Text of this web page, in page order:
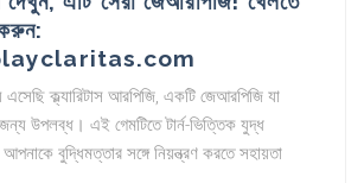
ক্ল্যারিটাস আরপিজি, একটি জেআরপিজি যা
উপলব্ধ। এই গেমটিতে টার্ন-ভিত্তিক যুদ্ধ
বুদ্ধিমত্তার সঙ্গে নিয়ন্ত্রণ করতে সহায়তা